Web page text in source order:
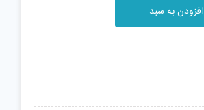
افزودن به سبد